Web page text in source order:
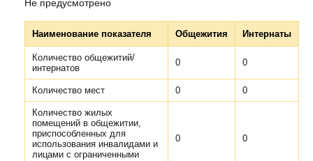
Не предусмотрено
Наименование показателя Общежития Интернаты
Количество общежитий/
интернатов
0 0
Количество мест 0 0
Количество жилых
помещений в общежитии,
приспособленных для
использования инвалидами и
лицами с ограниченными
0 0